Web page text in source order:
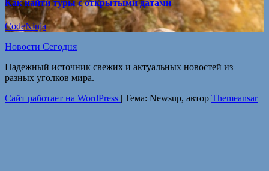
Как найти туры с открытыми датами
CodeNinja
Новости Сегодня
Надежный источник свежих и актуальных новостей из
разных уголков мира.
Сайт работает на WordPress
Тема: Newsup, автор Themeansar